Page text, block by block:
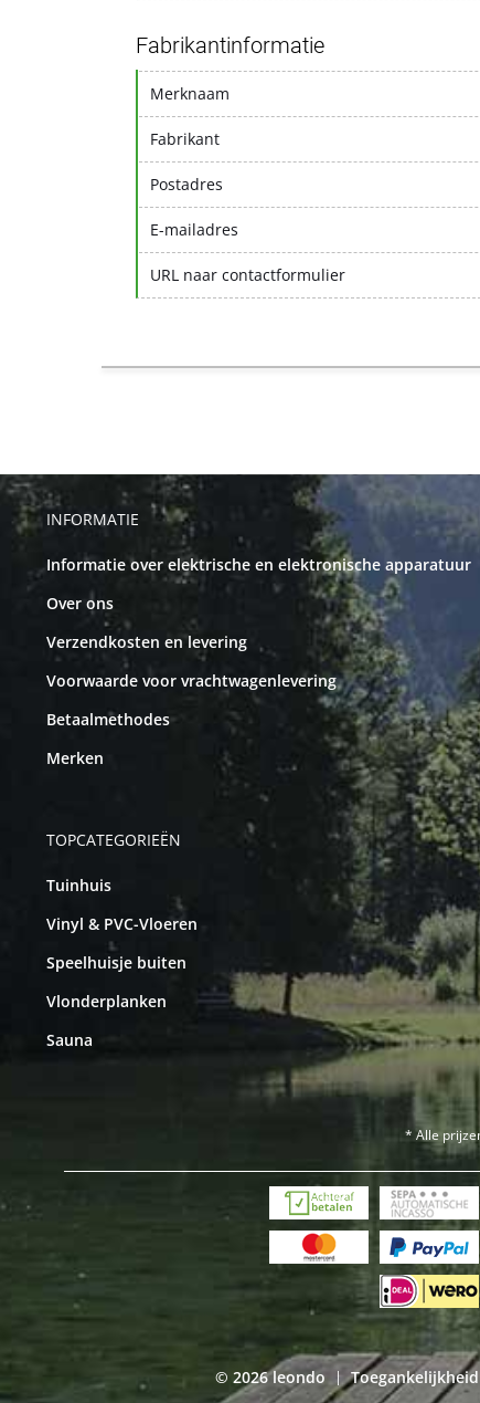
Fabrikantinformatie
Merknaam
Fabrikant
Postadres
E-mailadres
URL naar contactformulier
INFORMATIE
Informatie over elektrische en elektronische apparatuur
Over ons
Verzendkosten en levering
Voorwaarde voor vrachtwagenlevering
Betaalmethodes
Merken
TOPCATEGORIEËN
Tuinhuis
Vinyl & PVC-Vloeren
Speelhuisje buiten
Vlonderplanken
Sauna
* Alle
© 2026 leondo | Toegankelijkheid